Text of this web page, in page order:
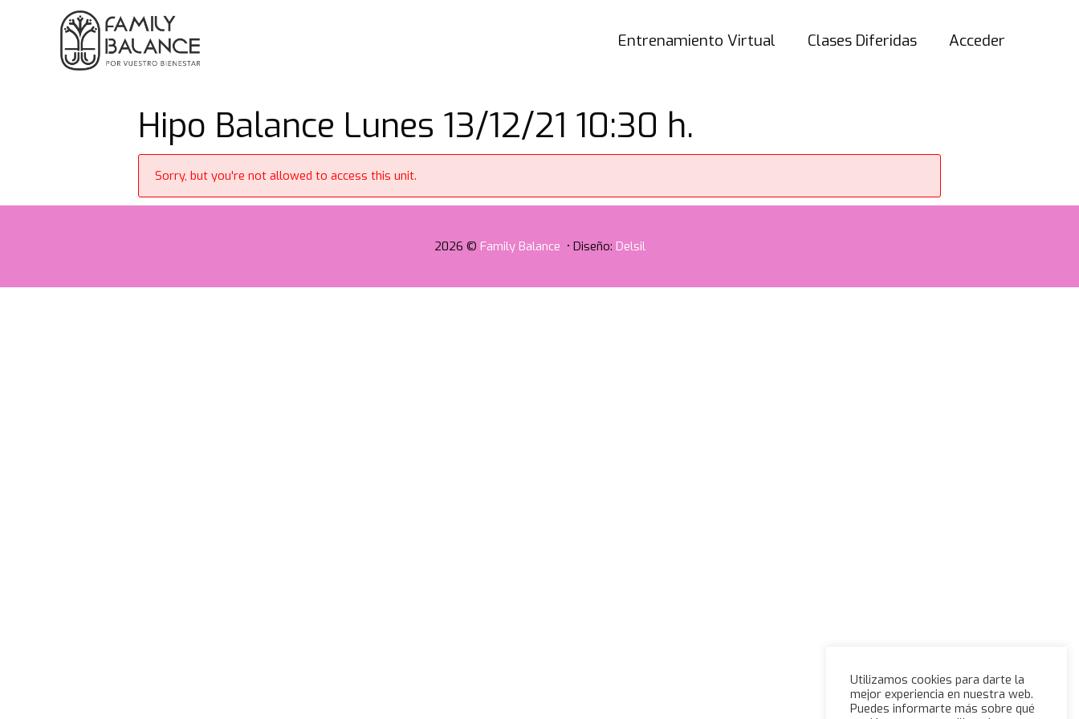
Entrenamiento Virtual Clases Diferidas Acceder
Hipo Balance Lunes 13/12/21 10:30 h.
Sorry, but you're not allowed to access this unit.
2026 © Family Balance • Diseño: Delsil
Utilizamos cookies para darte la
mejor experiencia en nuestra web.
Puedes informarte más sobre qué